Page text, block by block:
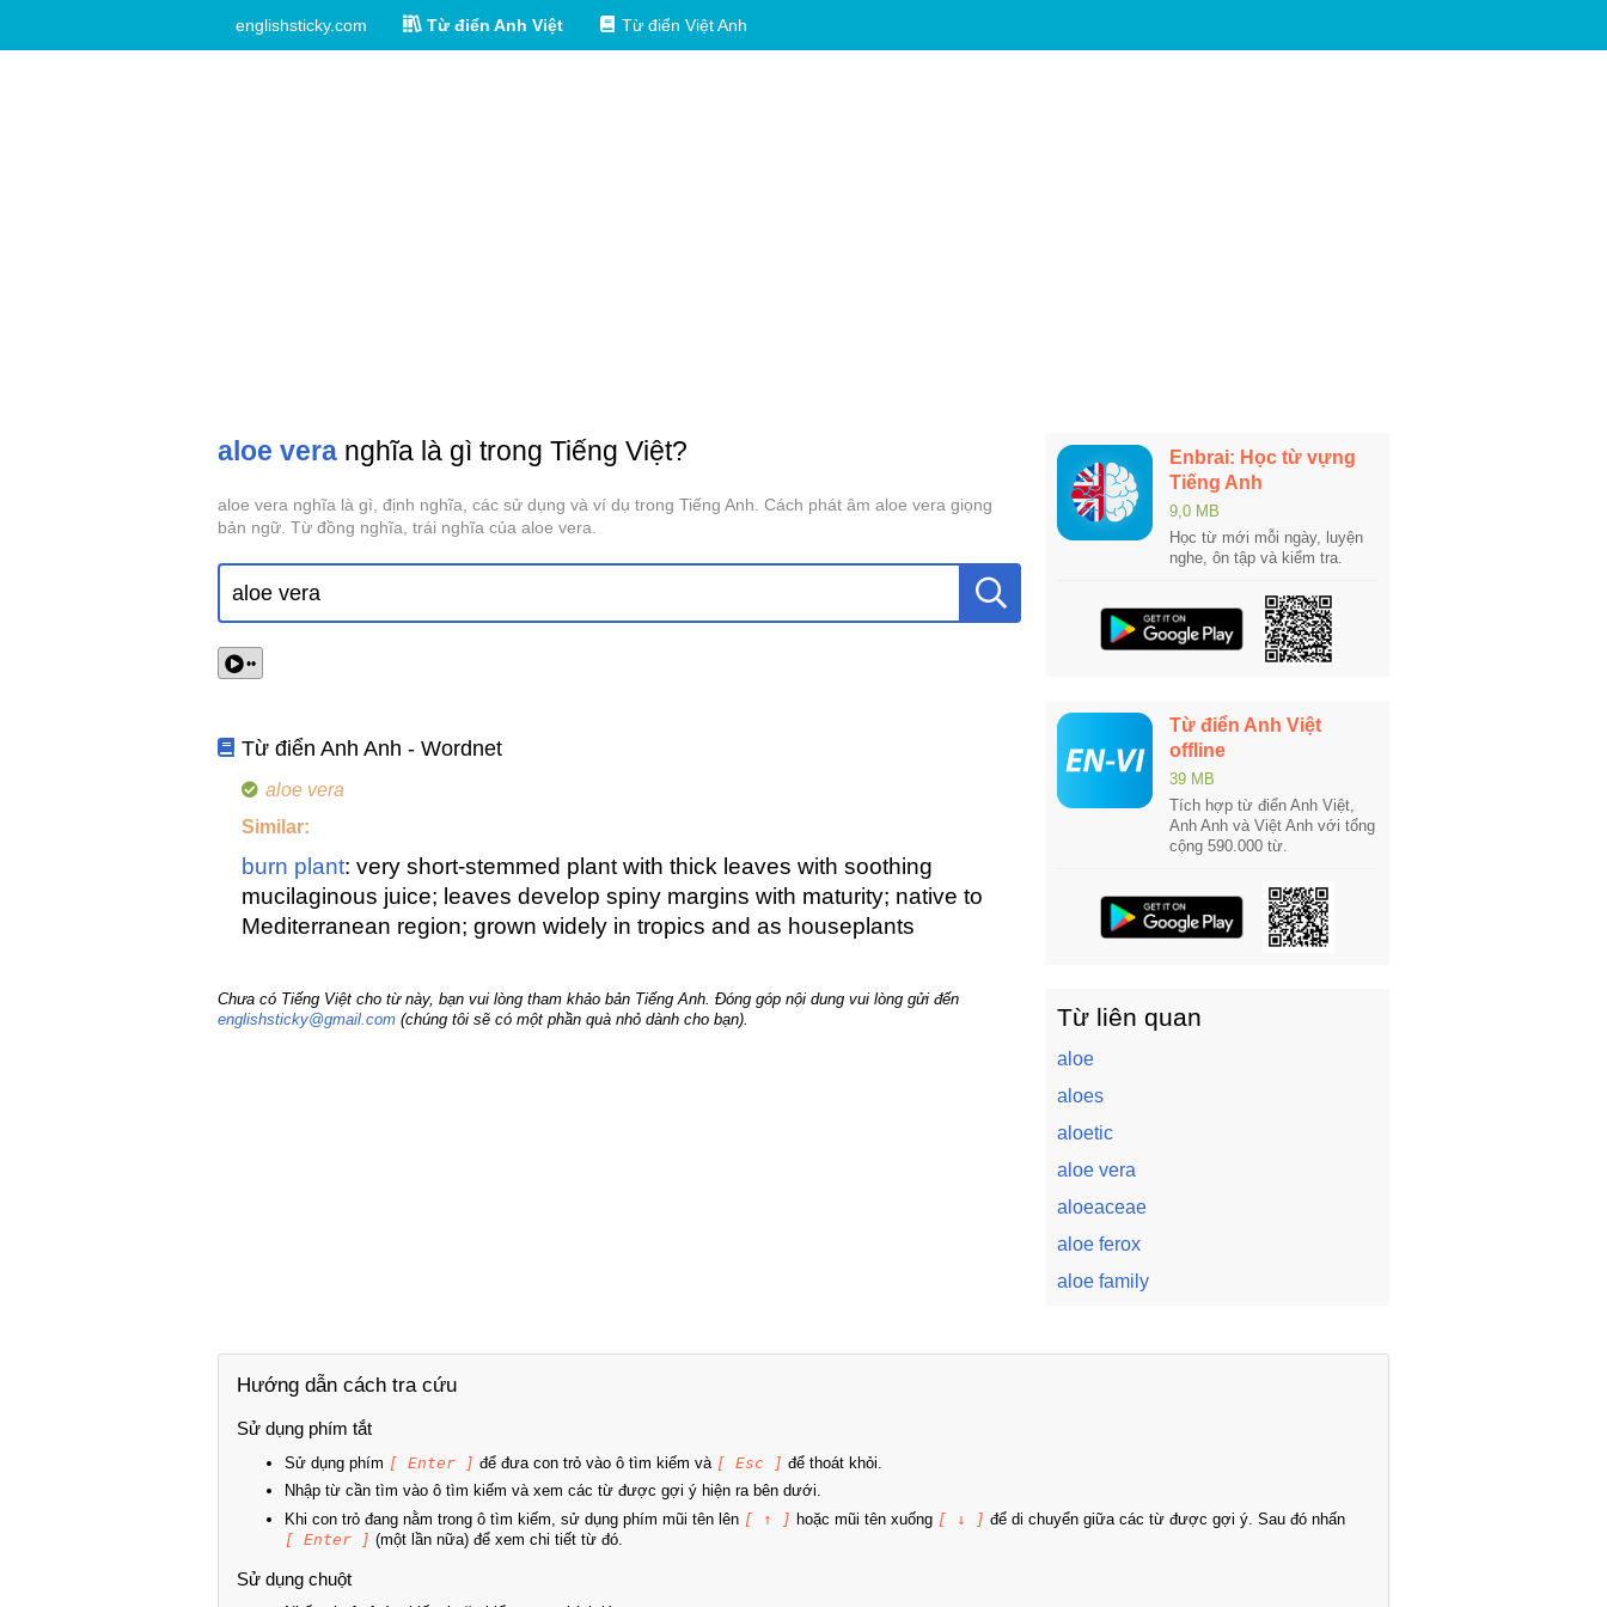
englishsticky.com Từ điển Anh Việt Từ điển Việt Anh
aloe vera nghĩa là gì trong Tiếng Việt?
aloe vera nghĩa là gì, định nghĩa, các sử dụng và ví dụ trong Tiếng Anh. Cách phát âm aloe vera giọng
bản ngữ. Từ đồng nghĩa, trái nghĩa của aloe vera.
••
Từ điển Anh Anh - Wordnet
aloe vera
Similar:
burn plant: very short-stemmed plant with thick leaves with soothing
mucilaginous juice; leaves develop spiny margins with maturity; native to
Mediterranean region; grown widely in tropics and as houseplants
Chưa có Tiếng Việt cho từ này, bạn vui lòng tham khảo bản Tiếng Anh. Đóng góp nội dung vui lòng gửi đến
englishsticky@gmail.com (chúng tôi sẽ có một phần quà nhỏ dành cho bạn).
Enbrai: Học từ vựng
Tiếng Anh
9,0 MB
Học từ mới mỗi ngày, luyện
nghe, ôn tập và kiểm tra.
Từ điển Anh Việt
offline
39 MB
Tích hợp từ điển Anh Việt,
Anh Anh và Việt Anh với tổng
cộng 590.000 từ.
Từ liên quan
aloe
aloes
aloetic
aloe vera
aloeaceae
aloe ferox
aloe family
Hướng dẫn cách tra cứu
Sử dụng phím tắt
Sử dụng phím [ Enter ] để đưa con trỏ vào ô tìm kiếm và [ Esc ] để thoát khỏi.
Nhập từ cần tìm vào ô tìm kiếm và xem các từ được gợi ý hiện ra bên dưới.
Khi con trỏ đang nằm trong ô tìm kiếm, sử dụng phím mũi tên lên [ ↑ ] hoặc mũi tên xuống [ ↓ ] để di chuyển giữa các từ được gợi ý. Sau đó nhấn
[ Enter ] (một lần nữa) để xem chi tiết từ đó.
Sử dụng chuột